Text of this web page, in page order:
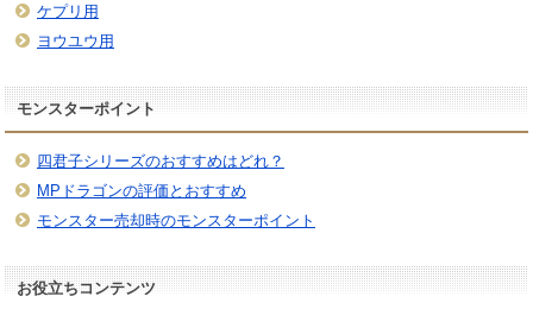
ケプリ用
ヨウユウ用
モンスターポイント
四君子シリーズのおすすめはどれ？
MPドラゴンの評価とおすすめ
モンスター売却時のモンスターポイント
お役立ちコンテンツ